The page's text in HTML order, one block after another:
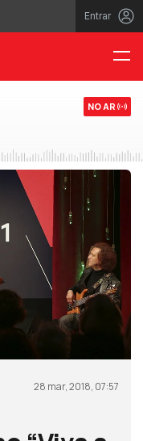
Entrar
NO AR
28 mar, 2018, 07:57